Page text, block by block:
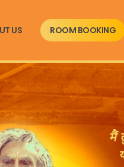
US ROOM BOOKING